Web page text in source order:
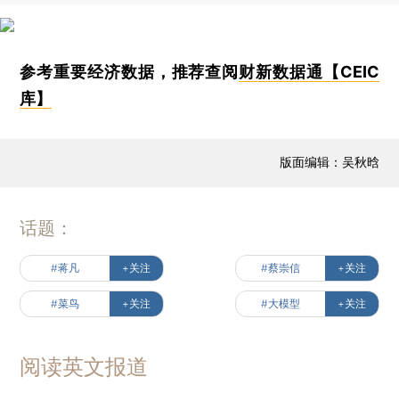
参考重要经济数据，推荐查阅 财新数据通【CEIC
库】
版面编辑：吴秋晗
话题：
#蒋凡 +关注 #蔡崇信 +关注
#菜鸟 +关注 #大模型 +关注
阅读英文报道